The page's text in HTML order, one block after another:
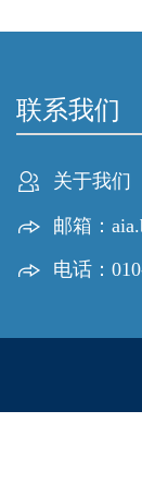
联系我们
关于我们
邮箱：
电话：